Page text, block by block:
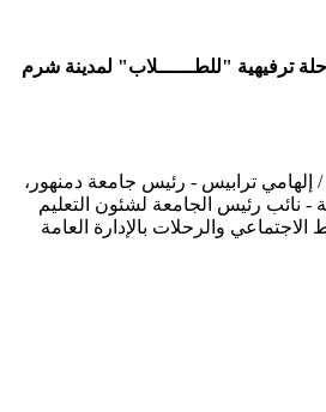
ترفيهية "للطــــــلاب" لمدينة شرم
/ إلهامي ترابيس - رئيس جامعة دمنهور،
- نائب رئيس الجامعة لشئون التعليم
والرحلات بالإدارة العامة